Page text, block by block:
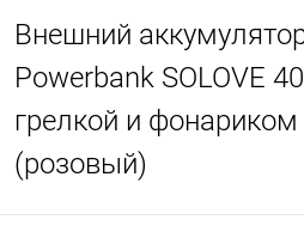
Внешний
Powerbank SOLOVE
грелкой и фонариком
(розовый)
Сегодня
Добавляйте товары